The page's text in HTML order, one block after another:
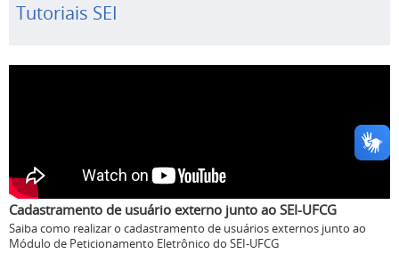
Tutoriais SEI
Cadastramento de usuário externo junto ao SEI-UFCG
Saiba como realizar o cadastramento de usuários externos junto ao
Módulo de Peticionamento Eletrônico do SEI-UFCG